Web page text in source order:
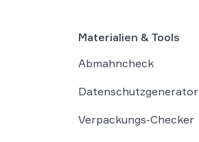
Materialien & Tools
Abmahncheck
Datenschutzgenerator
Verpackungs-Checker